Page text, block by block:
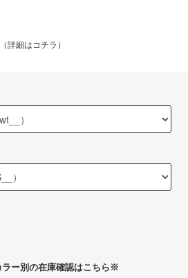
詳細はコチラ ）
ー別の在庫確認はこちら※